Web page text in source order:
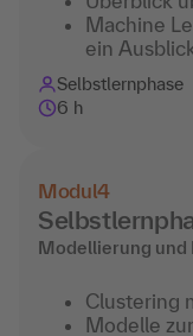
Machine
ein
Selbstlernphase
6 h
Modul4
Modellierung und
Clustering
Modelle